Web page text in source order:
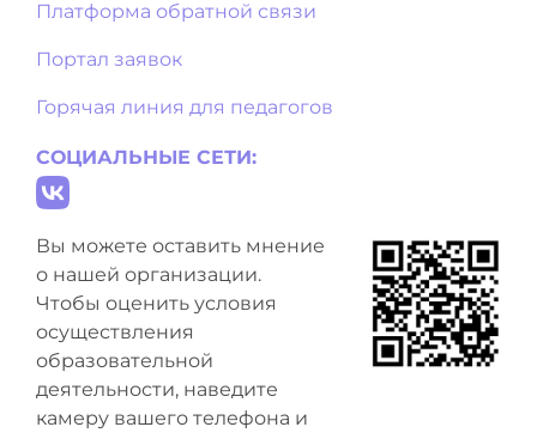
Платформа обратной связи
Портал заявок
Горячая линия для педагогов
СОЦИАЛЬНЫЕ СЕТИ:
Вы можете оставить мнение
о нашей организации.
Чтобы оценить условия
осуществления
образовательной
деятельности, наведите
камеру вашего телефона и